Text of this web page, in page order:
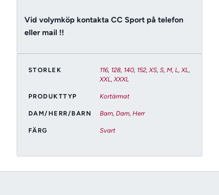
Vid volymköp kontakta CC Sport på telefon
eller mail !!
STORLEK 116, 128, 140, 152, XS, S, M, L , XL ,
XXL , XXXL
PRODUKTTYP Kortärmat
DAM/HERR/BARN Barn, Dam, Herr
FÄRG Svart